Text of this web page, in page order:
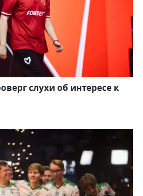
слухи об интересе к